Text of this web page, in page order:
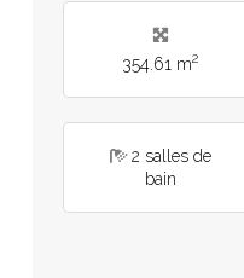
354.61 m2
2 salles de
bain